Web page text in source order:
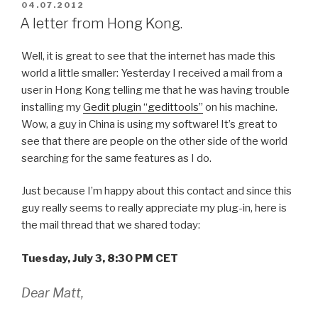
POSTED
ON
04.07.2012
A letter from Hong Kong.
Well, it is great to see that the internet has made this
world a little smaller: Yesterday I received a mail from a
user in Hong Kong telling me that he was having trouble
installing myGedit plugin “gedittools” on his machine.
Wow, a guy in China is using my software! It’s great to
see that there are people on the other side of the world
searching for the same features as I do.
Just because I’m happy about this contact and since this
guy really seems to really appreciate my plug-in, here is
the mail thread that we shared today:
Tuesday, July 3, 8:30 PM CET
Dear Matt,